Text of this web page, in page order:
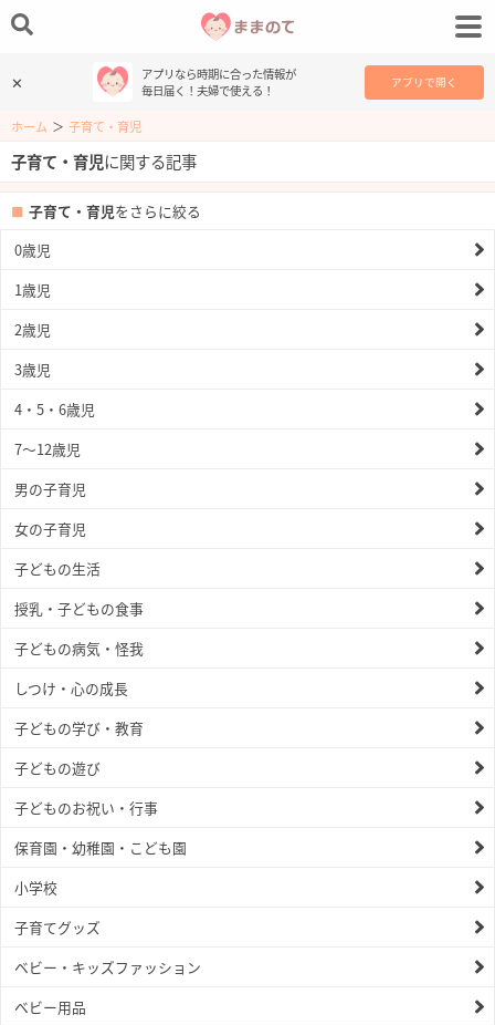
✕
アプリなら時期に合った情報が
毎日届く！夫婦で使える！
アプリで開く
ホーム ＞ 子育て・育児
子育て・育児に関する記事
子育て・育児をさらに絞る
0歳児
1歳児
2歳児
3歳児
4・5・6歳児
7〜12歳児
男の子育児
女の子育児
子どもの生活
授乳・子どもの食事
子どもの病気・怪我
しつけ・心の成長
子どもの学び・教育
子どもの遊び
子どものお祝い・行事
保育園・幼稚園・こども園
小学校
子育てグッズ
ベビー・キッズファッション
ベビー用品